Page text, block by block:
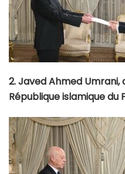
2. Javed Ahmed
République islamique du